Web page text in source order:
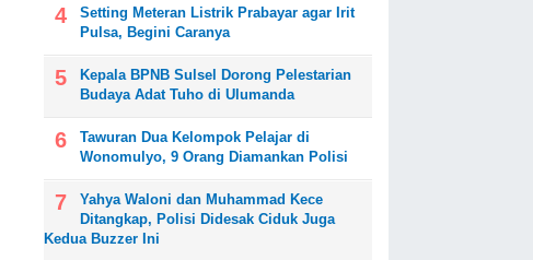
Setting Meteran Listrik Prabayar agar Irit
Pulsa, Begini Caranya
Kepala BPNB Sulsel Dorong Pelestarian
Budaya Adat Tuho di Ulumanda
Tawuran Dua Kelompok Pelajar di
Wonomulyo, 9 Orang Diamankan Polisi
Yahya Waloni dan Muhammad Kece
Ditangkap, Polisi Didesak Ciduk Juga
Kedua Buzzer Ini